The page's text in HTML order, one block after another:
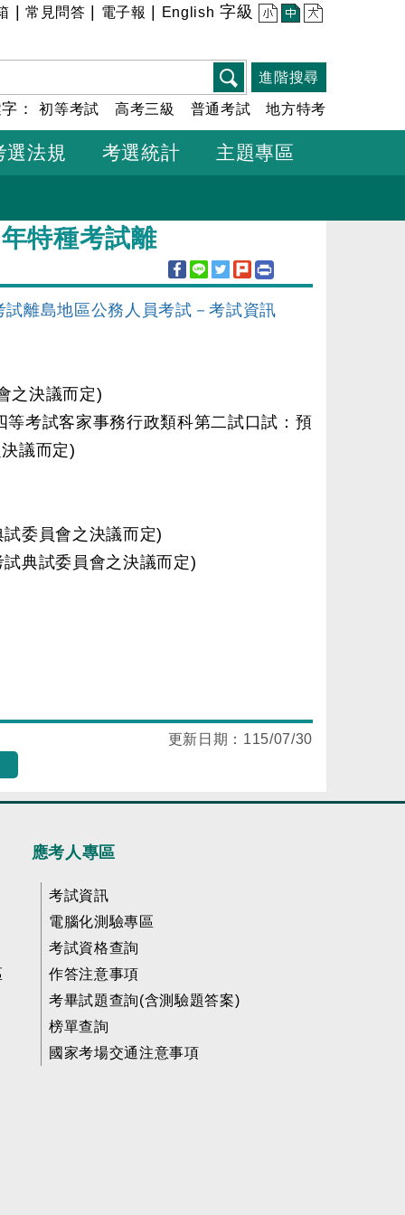
常見問答 電子報 English 字級 小 中 大
進階搜尋
字：初等考試 高考三級 普通考試 地方特考
選法規 考選統計 主題專區
特種考試離
離島地區公務人員考試－考試資訊
之決議而定)
考試客家事務行政類科第二試口試：預
議而定)
委員會之決議而定)
典試委員會之決議而定)
更新日期： 115/07/30
應考人專區
考試資訊
電腦化測驗專區
考試資格查詢
作答注意事項
考畢試題查詢(含測驗題答案)
榜單查詢
國家考場交通注意事項